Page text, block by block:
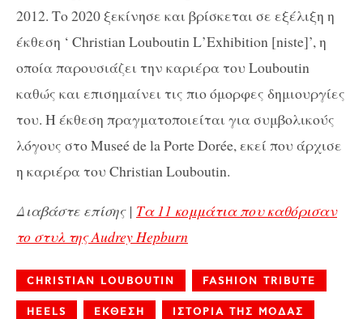
2012. Το 2020 ξεκίνησε και βρίσκεται σε εξέλιξη η
έκθεση ‘ Christian Louboutin L’Exhibition [niste]’, η
οποία παρουσιάζει την καριέρα του Louboutin
καθώς και επισημαίνει τις πιο όμορφες δημιουργίες
του. Η έκθεση πραγματοποιείται για συμβολικούς
λόγους στοMuseédela PorteDorée, εκεί που άρχισε
η καριέρα του Christian Louboutin.
Διαβάστε επίσης | Τα 11 κομμάτια που καθόρισαν
το στυλ της Audrey Hepburn
CHRISTIAN LOUBOUTIN FASHION TRIBUTE
HEELS ΕΚΘΕΣΗ ΙΣΤΟΡΙΑ ΤΗΣ ΜΟΔΑΣ